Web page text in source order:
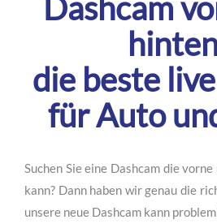
Dashcam
die beste
für Auto
Suchen Sie eine Dashcam die
kann? Dann haben wir genau die